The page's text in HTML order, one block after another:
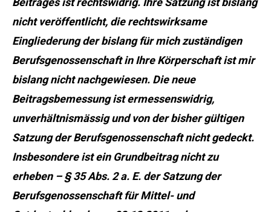
nicht veröffentlicht, die rechtswirksame
Eingliederung der bislang für mich zuständigen
Berufsgenossenschaft in Ihre Körperschaft ist mir
bislang nicht nachgewiesen. Die neue
Beitragsbemessung ist ermessenswidrig,
unverhältnismässig und von der bisher gültigen
Satzung der Berufsgenossenschaft nicht gedeckt.
Insbesondere ist ein Grundbeitrag nicht zu
erheben – § 35 Abs. 2 a. E. der Satzung der
Berufsgenossenschaft für Mittel- und